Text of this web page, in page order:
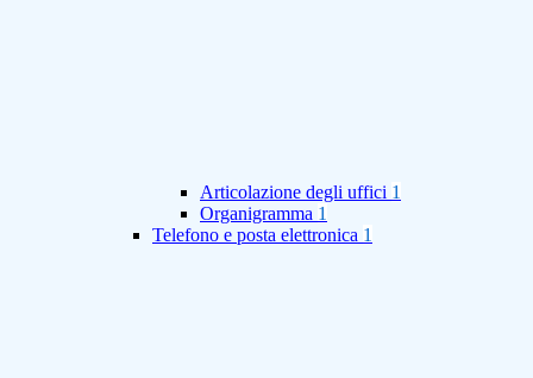
Articolazione degli uffici 1
Organigramma 1
Telefono e posta elettronica 1